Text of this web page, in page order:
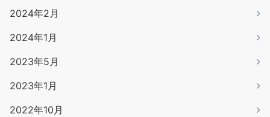
2024年2月
2024年1月
2023年5月
2023年1月
2022年10月